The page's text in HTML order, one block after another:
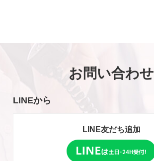
お問い合わせ
LINEから
LINE友だち追加